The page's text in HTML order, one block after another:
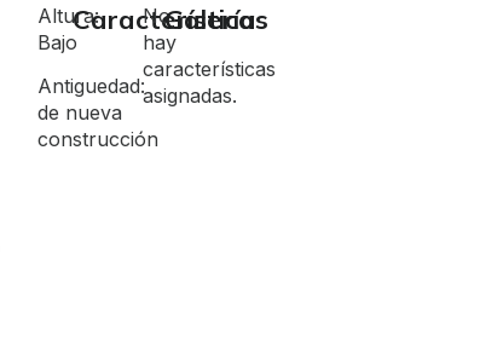
Altura:
Bajo
Antiguedad:
de nueva
construcción
Características
No
hay
características
asignadas.
Galería